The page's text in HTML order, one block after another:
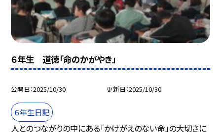
６年生 道徳「命のかがやき」
公開日 2025/10/30 更新日 2025/10/30
６年生日記
人とのつながりの中にある「かけがえのない命」の大切さに